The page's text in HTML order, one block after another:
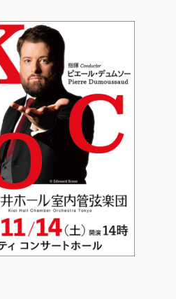
フォルテピアノ・オデッセイ